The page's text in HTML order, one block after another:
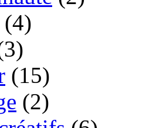
(4)
(15)
(2)